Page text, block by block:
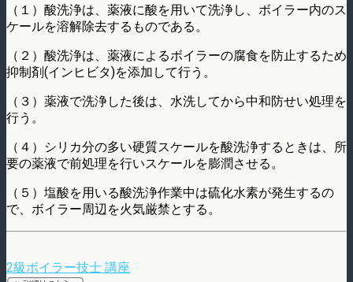
（１）酸洗浄は、薬液に酸を用いて洗浄し、ボイラー内のス
ケールを溶解除去するものである。
（２）酸洗浄は、薬液によるボイラーの腐食を防止するため
抑制剤(インヒビタ)を添加して行う。
（３）薬液で洗浄した後は、水洗してから中和防せい処理を
行う。
（４）シリカ分の多い硬質スケールを酸洗浄するときは、所
要の薬液で前処理を行いスケールを膨潤させる。
（５）塩酸を用いる酸洗浄作業中は硫化水素が発生するの
で、ボイラー周辺を火気厳禁とする。
2級ボイラー技士 講座